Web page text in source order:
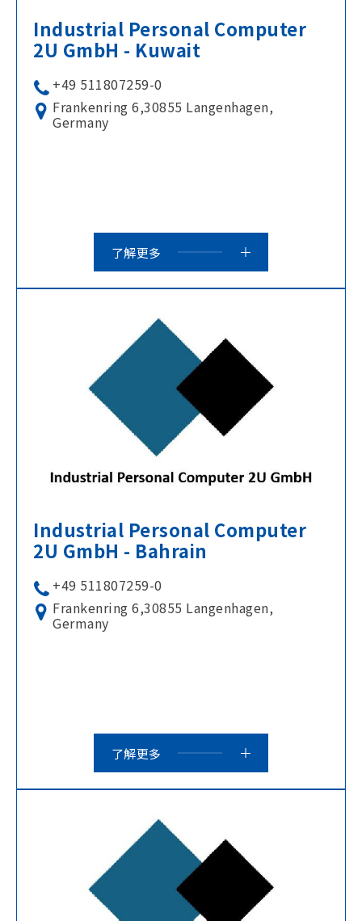
Industrial Personal Computer
2U GmbH - Kuwait
+49 511807259-0
Frankenring 6,30855 Langenhagen,
Germany
了解更多
Industrial Personal Computer
2U GmbH - Bahrain
+49 511807259-0
Frankenring 6,30855 Langenhagen,
Germany
了解更多